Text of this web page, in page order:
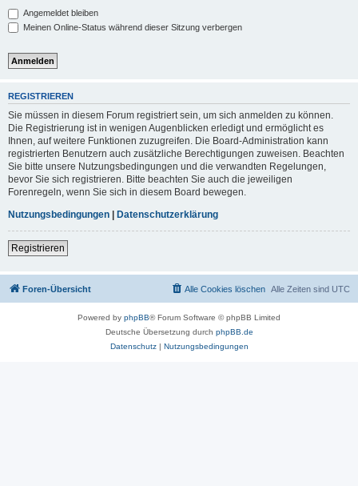
Angemeldet bleiben
Meinen Online-Status während dieser Sitzung verbergen
REGISTRIEREN
Sie müssen in diesem Forum registriert sein, um sich anmelden zu können.
Die Registrierung ist in wenigen Augenblicken erledigt und ermöglicht es
Ihnen, auf weitere Funktionen zuzugreifen. Die Board-Administration kann
registrierten Benutzern auch zusätzliche Berechtigungen zuweisen. Beachten
Sie bitte unsere Nutzungsbedingungen und die verwandten Regelungen,
bevor Sie sich registrieren. Bitte beachten Sie auch die jeweiligen
Forenregeln, wenn Sie sich in diesem Board bewegen.
Nutzungsbedingungen | Datenschutzerklärung
Registrieren
Foren-Übersicht Alle Zeiten sind UTC
Alle Cookies löschen
Powered by phpBB® Forum Software © phpBB Limited
Deutsche Übersetzung durch phpBB.de
Datenschutz| Nutzungsbedingungen